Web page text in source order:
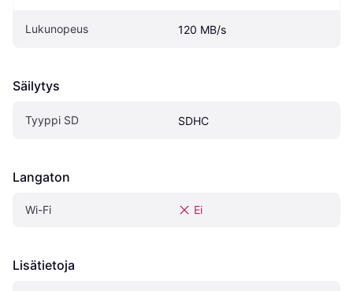
Lukunopeus 120 MB/s
Säilytys
Tyyppi SD SDHC
Langaton
Wi-Fi Ei
Lisätietoja